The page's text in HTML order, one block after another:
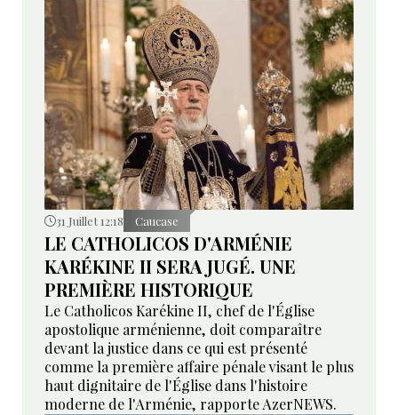
31 Juillet 12:18 Caucase
LE CATHOLICOS D'ARMÉNIE
KARÉKINE II SERA JUGÉ. UNE
PREMIÈRE HISTORIQUE
Le Catholicos Karékine II, chef de l'Église
apostolique arménienne, doit comparaître
devant la justice dans ce qui est présenté
comme la première affaire pénale visant le plus
haut dignitaire de l'Église dans l'histoire
moderne de l'Arménie, rapporte AzerNEWS.